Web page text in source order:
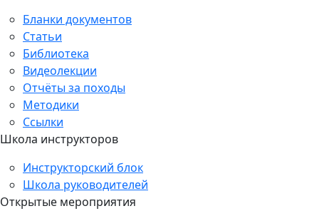
Бланки документов
Статьи
Библиотека
Видеолекции
Отчёты за походы
Методики
Ссылки
Школа инструкторов
Инструкторский блок
Школа руководителей
Открытые мероприятия